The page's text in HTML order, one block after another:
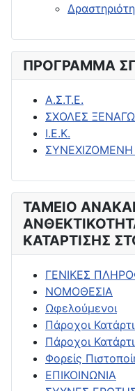
ΠΡΟΓΡΑΜΜΑ
Α.Σ.Τ.Ε.
ΣΧΟΛΕΣ
Ι.Ε.Κ.
ΣΥΝΕΧΙΖΟΜΕΝΗ
ΤΑΜΕΙΟ
ΚΑΤΑΡΤΙΣΗΣ
ΓΕΝΙΚΕΣ
ΝΟΜΟΘΕΣΙΑ
Ωφελούμενοι
Πάροχοι
Πάροχοι
Φορείς
ΕΠΙΚΟΙΝΩΝΙΑ